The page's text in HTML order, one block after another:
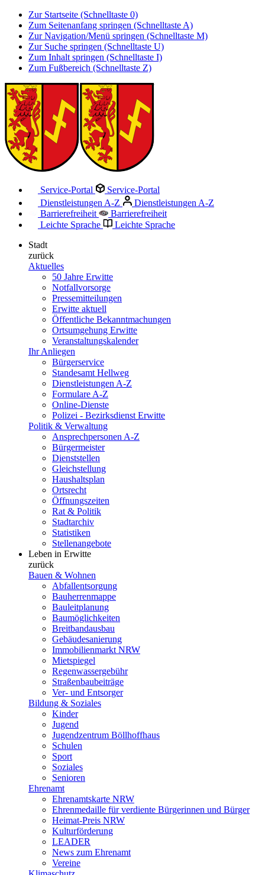
Zur Startseite (Schnelltaste 0)
Zum Seitenanfang springen (Schnelltaste A)
Zur Navigation/Menü springen (Schnelltaste M)
Zur Suche springen (Schnelltaste U)
Zum Inhalt springen (Schnelltaste I)
Zum Fußbereich (Schnelltaste Z)
Service-Portal
Service-Portal
Dienstleistungen A-Z
Dienstleistungen A-Z
Barrierefreiheit
Barrierefreiheit
Leichte Sprache
Leichte Sprache
Stadt
zurück
Aktuelles
50 Jahre Erwitte
Notfallvorsorge
Pressemitteilungen
Erwitte aktuell
Öffentliche Bekanntmachungen
Ortsumgehung Erwitte
Veranstaltungskalender
Ihr Anliegen
Bürgerservice
Standesamt Hellweg
Dienstleistungen A-Z
Formulare A-Z
Online-Dienste
Polizei - Bezirksdienst Erwitte
Politik & Verwaltung
Ansprechpersonen A-Z
Bürgermeister
Dienststellen
Gleichstellung
Haushaltsplan
Ortsrecht
Öffnungszeiten
Rat & Politik
Stadtarchiv
Statistiken
Stellenangebote
Leben in Erwitte
zurück
Bauen & Wohnen
Abfallentsorgung
Bauherrenmappe
Bauleitplanung
Baumöglichkeiten
Breitbandausbau
Gebäudesanierung
Immobilienmarkt NRW
Mietspiegel
Regenwassergebühr
Straßenbaubeiträge
Ver- und Entsorger
Bildung & Soziales
Kinder
Jugend
Jugendzentrum Böllhoffhaus
Schulen
Sport
Soziales
Senioren
Ehrenamt
Ehrenamtskarte NRW
Ehrenmedaille für verdiente Bürgerinnen und Bürger
Heimat-Preis NRW
Kulturförderung
LEADER
News zum Ehrenamt
Vereine